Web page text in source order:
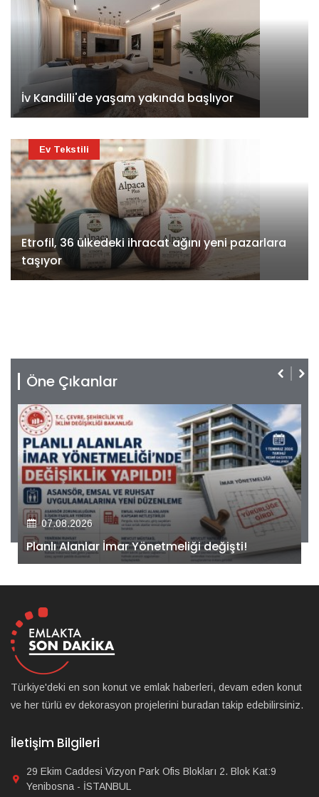
İv Kandilli'de yaşam yakında başlıyor
Etrofil, 36 ülkedeki ihracat ağını yeni pazarlara
taşıyor
Ev Tekstili
Öne Çıkanlar
07.08.2026
Kiler GYO’dan Pendik Dolayoba projesiyle ilgili
önemli adım!
Türkiye'deki en son konut ve emlak haberleri, devam eden konut
ve her türlü ev dekorasyon projelerini buradan takip edebilirsiniz.
İletişim Bilgileri
29 Ekim Caddesi Vizyon Park Ofis Blokları 2. Blok Kat:9
Yenibosna - İSTANBUL